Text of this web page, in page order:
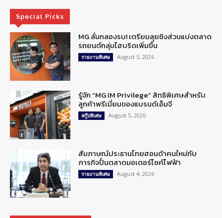
Special Picks
MG ลั่นกลองรบ! เตรียมลุยชิงส่วนแบ่งตลาด
รถยนต์กลุ่มไฮบริดเพิ่มขึ้น
รายงานพิเศษ August 5, 2026
รู้จัก “MG IM Privilege” สิทธิพิเศษสำหรับ
ลูกค้าพรีเมี่ยมของแบรนด์เอ็มจี
สกู๊ปพิเศษ August 5, 2026
สัมภาษณ์ประธานไทยฮอนด้าคนใหม่กับ
ภารกิจปั้นตลาดมอเตอร์ไซค์ไฟฟ้า
รายงานพิเศษ August 4, 2026